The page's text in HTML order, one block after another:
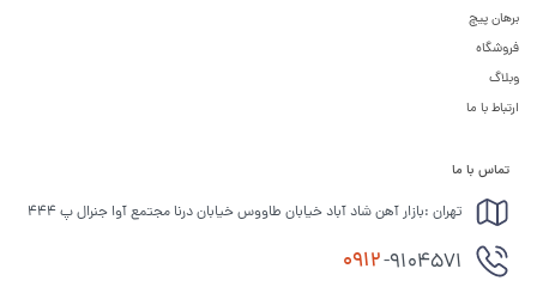
برهان پیچ
فروشگاه
وبلاگ
ارتباط با ما
تماس با ما
تهران :بازار آهن شاد آباد خیابان طاووس خیابان درنا مجتمع آوا جنرال پ 444
0912-9104571